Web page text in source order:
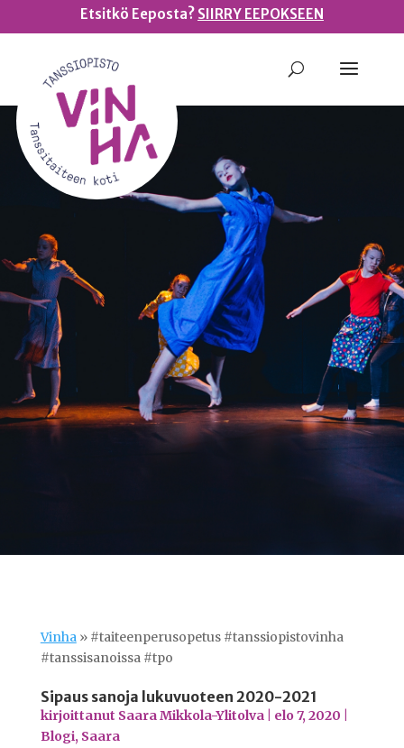
Etsitkö Eeposta? SIIRRY EEPOKSEEN
Vinha» #taiteenperusopetus #tanssiopistovinha
#tanssisanoissa #tpo
Sipaus sanoja lukuvuoteen 2020-2021
kirjoittanut Saara Mikkola-Ylitolva| elo 7, 2020
Blogi, Saara